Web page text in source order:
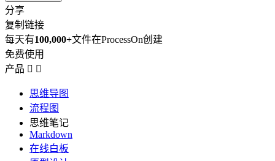
分享
复制链接
每天有100,000+文件在ProcessOn创建
免费使用
产品  
思维导图
流程图
思维笔记
Markdown
在线白板